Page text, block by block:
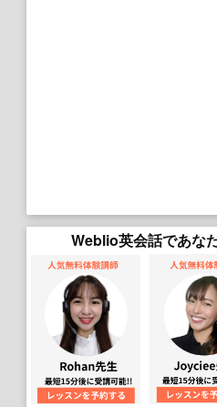
Weblio英会話であな